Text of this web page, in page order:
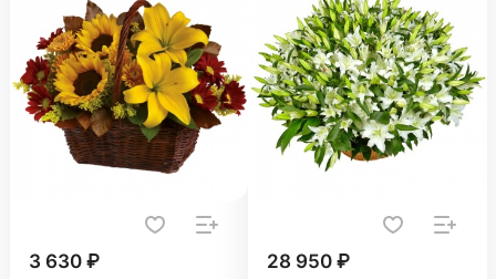
3 630 ₽ 28 950 ₽